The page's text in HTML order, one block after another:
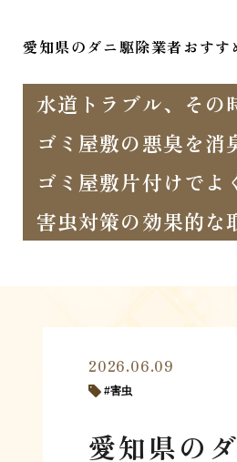
愛知県のダニ駆除業者おす
水道トラブル、その
ゴミ屋敷の悪臭を消
ゴミ屋敷片付けでよ
害虫対策の効果的な
2026.06.09
害虫
愛知県の